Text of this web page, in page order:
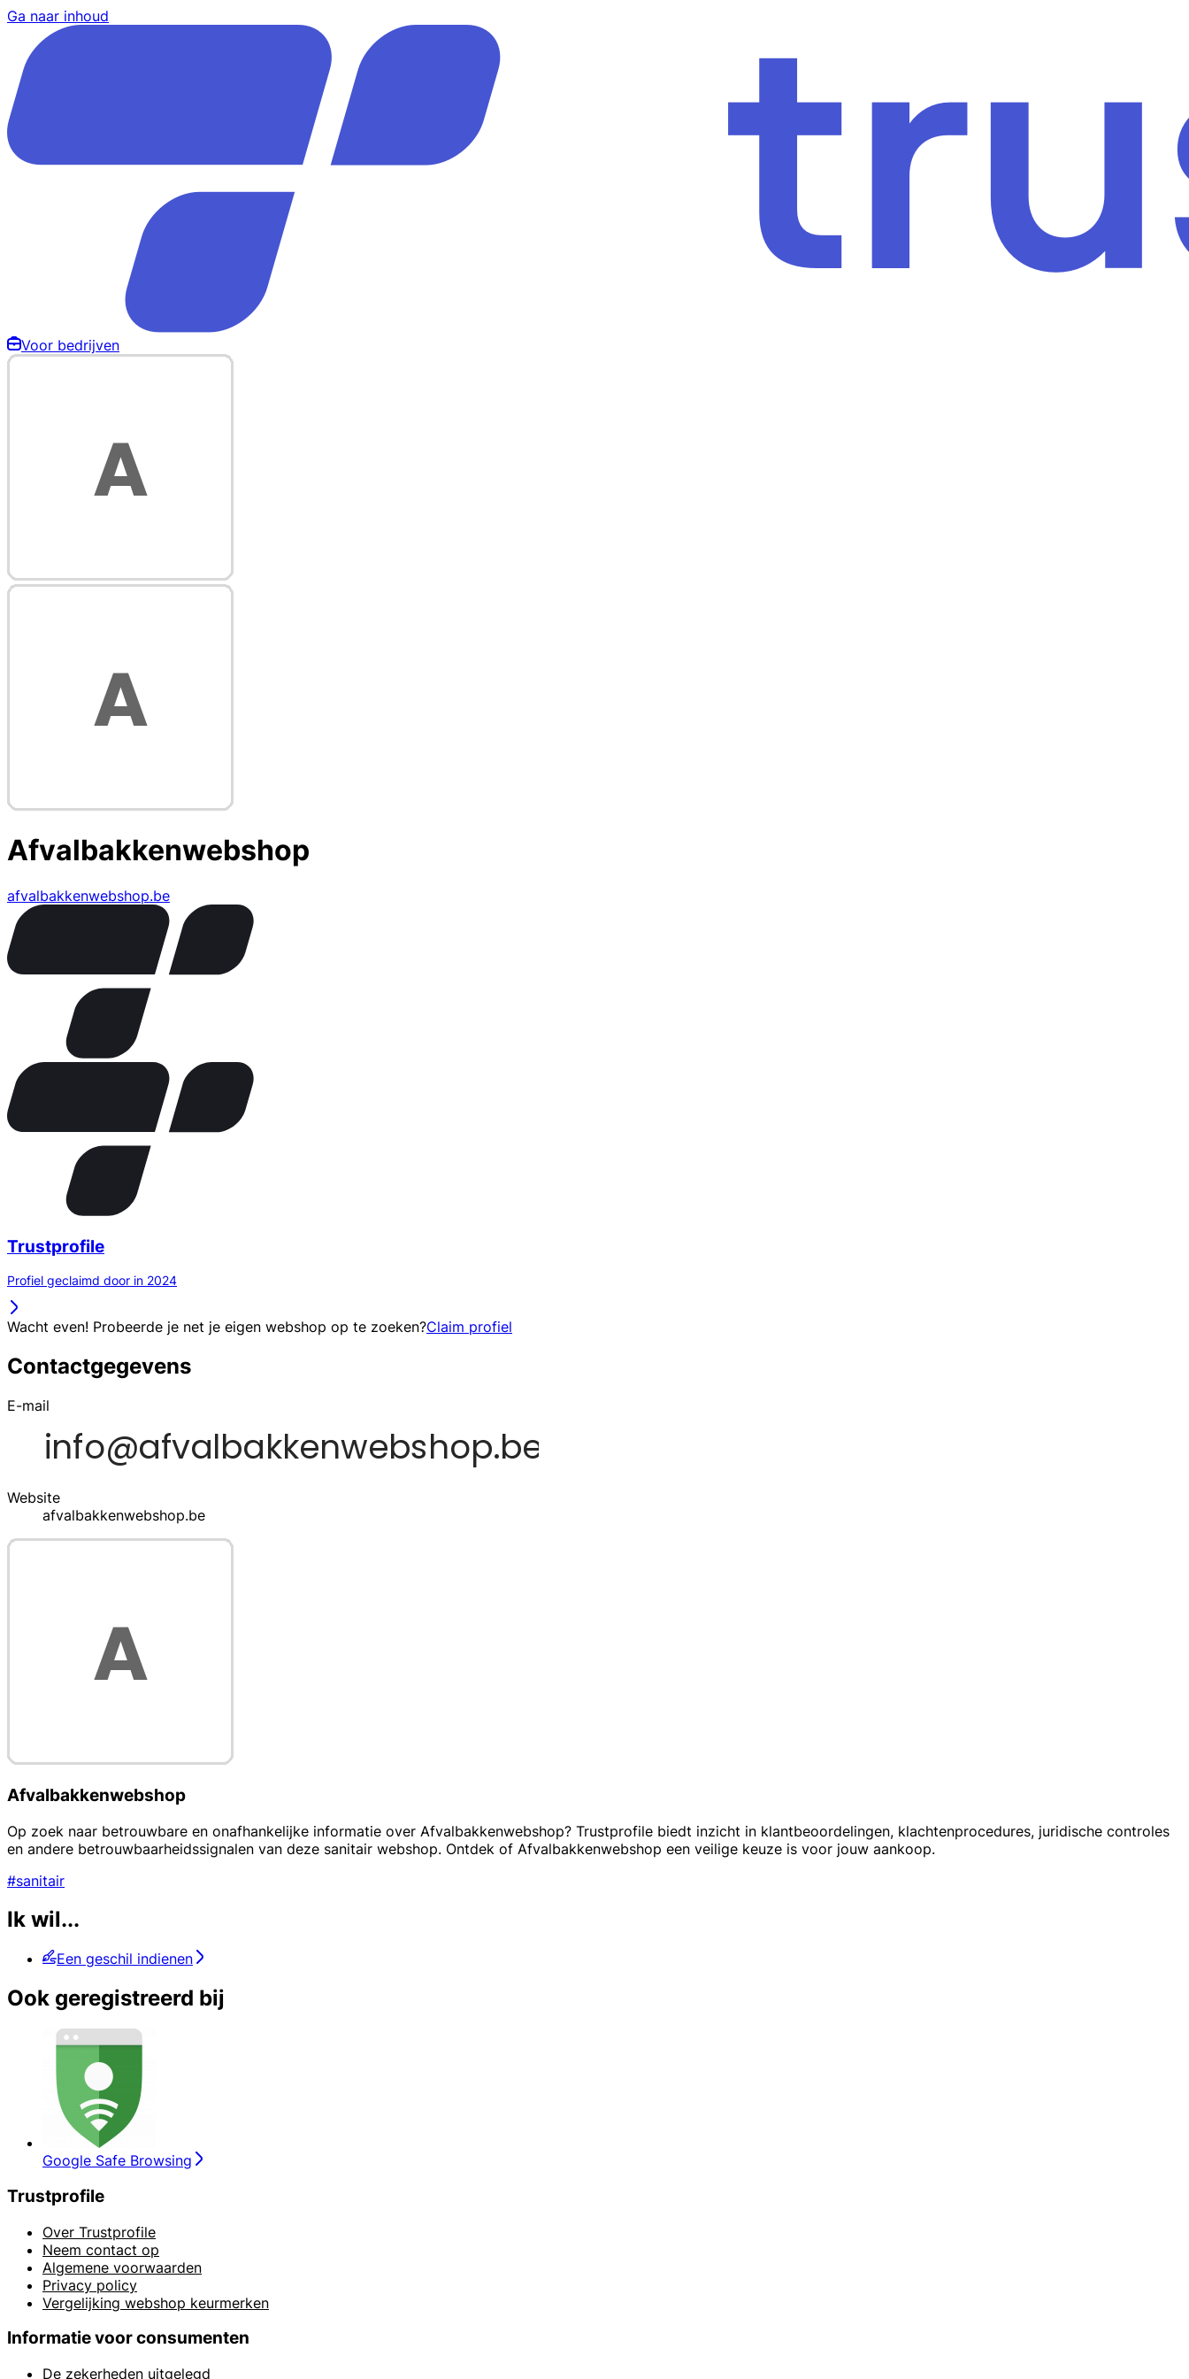
Ga naar inhoud
Voor bedrijven
Afvalbakkenwebshop
afvalbakkenwebshop.be
Trustprofile
Profiel geclaimd door in 2024
Wacht even! Probeerde je net je eigen webshop op te zoeken?Claim profiel
Contactgegevens
E-mail
Website
afvalbakkenwebshop.be
Afvalbakkenwebshop
Op zoek naar betrouwbare en onafhankelijke informatie over Afvalbakkenwebshop? Trustprofile biedt inzicht in klantbeoordelingen, klachtenprocedures, juridische controles
en andere betrouwbaarheidssignalen van deze sanitair webshop. Ontdek of Afvalbakkenwebshop een veilige keuze is voor jouw aankoop.
#sanitair
Ik wil...
Een geschil indienen
Ook geregistreerd bij
Google Safe Browsing
Trustprofile
Over Trustprofile
Neem contact op
Algemene voorwaarden
Privacy policy
Vergelijking webshop keurmerken
Informatie voor consumenten
De zekerheden uitgelegd